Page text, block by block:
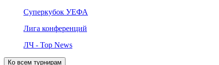
Суперкубок УЕФА
Лига конференций
ЛЧ - Top News
Ко всем турнирам